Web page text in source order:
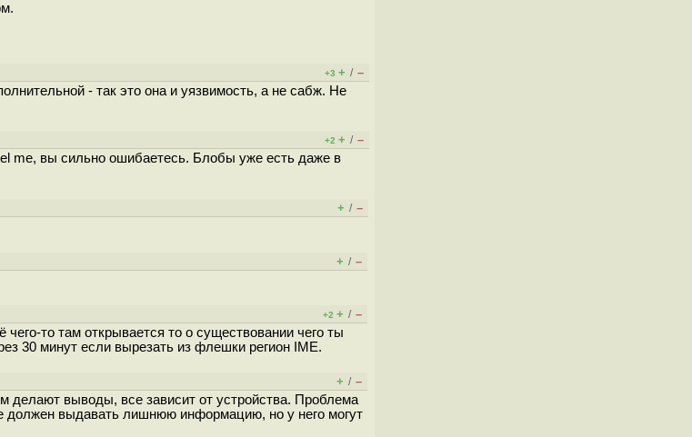
+3 + / –
- так это она и уязвимость, а не сабж. Не
+2 + / –
me, вы сильно ошибаетесь. Блобы уже есть даже в
+ / –
+ / –
+2 + / –
то там открывается то о существовании чего ты
30 минут если вырезать из флешки регион IME.
+ / –
делают выводы, все зависит от устройства. Проблема
должен выдавать лишнюю информацию, но у него могут